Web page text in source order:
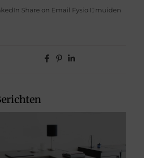
Share on Email Fysio IJmuiden